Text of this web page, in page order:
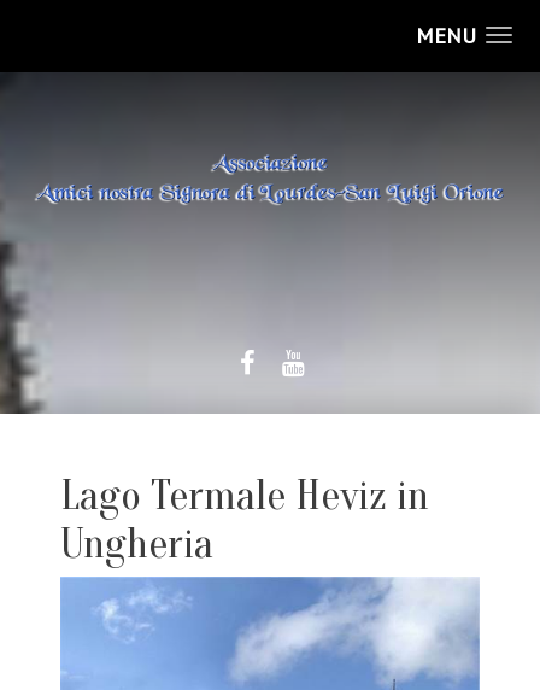
MENU
Lago Termale Heviz in
Ungheria